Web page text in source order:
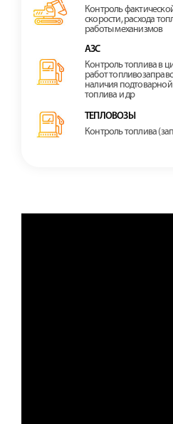
Контроль
скорости, расхода
работы механизмов
АЗС
Контроль топлива в
работ
наличия
топлива и др
ТЕПЛОВОЗЫ
Контроль топлива